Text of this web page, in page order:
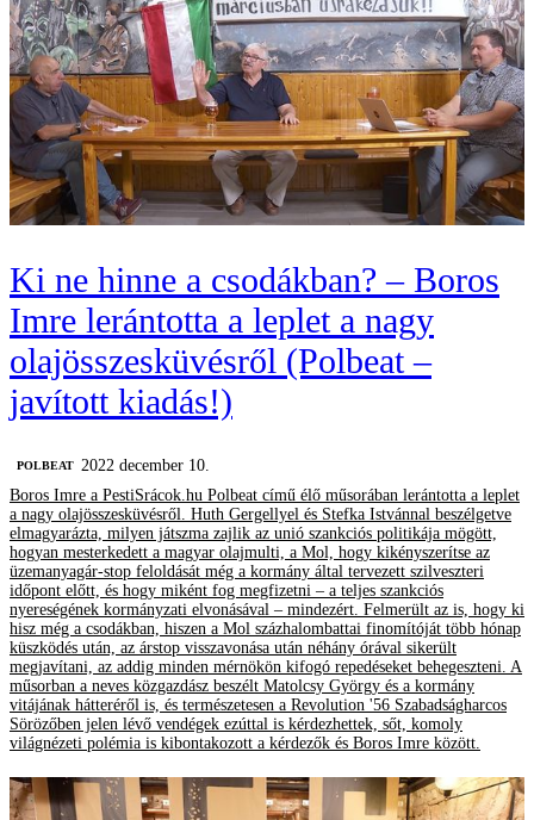
Ki ne hinne a csodákban? – Boros
Imre lerántotta a leplet a nagy
olajösszesküvésről (Polbeat –
javított kiadás!)
‎POLBEAT 2022 december 10.
Boros Imre a PestiSrácok.hu Polbeat című élő műsorában lerántotta a leplet
a nagy olajösszesküvésről. Huth Gergellyel és Stefka Istvánnal beszélgetve
elmagyarázta, milyen játszma zajlik az unió szankciós politikája mögött,
hogyan mesterkedett a magyar olajmulti, a Mol, hogy kikényszerítse az
üzemanyagár-stop feloldását még a kormány által tervezett szilveszteri
időpont előtt, és hogy miként fog megfizetni – a teljes szankciós
nyereségének kormányzati elvonásával – mindezért. Felmerült az is, hogy ki
hisz még a csodákban, hiszen a Mol százhalombattai finomítóját több hónap
küszködés után, az árstop visszavonása után néhány órával sikerült
megjavítani, az addig minden mérnökön kifogó repedéseket behegeszteni. A
műsorban a neves közgazdász beszélt Matolcsy György és a kormány
vitájának hátteréről is, és természetesen a Revolution '56 Szabadságharcos
Sörözőben jelen lévő vendégek ezúttal is kérdezhettek, sőt, komoly
világnézeti polémia is kibontakozott a kérdezők és Boros Imre között.